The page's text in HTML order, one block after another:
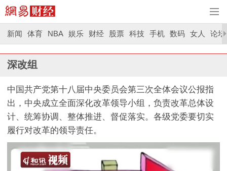
新闻 体育 NBA 娱乐 财经 股票 科技 手机 数码 女人 论坛
深改组
中国共产党第十八届中央委员会第三次全体会议公报指
出，中央成立全面深化改革领导小组，负责改革总体设
计、统筹协调、整体推进、督促落实。各级党委要切实
履行对改革的领导责任。